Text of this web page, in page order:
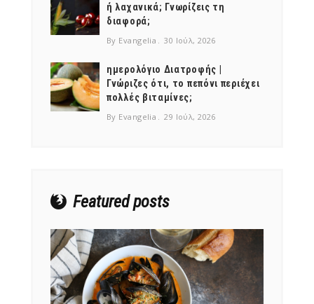
ή λαχανικά; Γνωρίζεις τη
διαφορά;
By Evangelia 30 Ιούλ, 2026
ημερολόγιο Διατροφής |
Γνώριζες ότι, το πεπόνι περιέχει
πολλές βιταμίνες;
By Evangelia 29 Ιούλ, 2026
Featured posts